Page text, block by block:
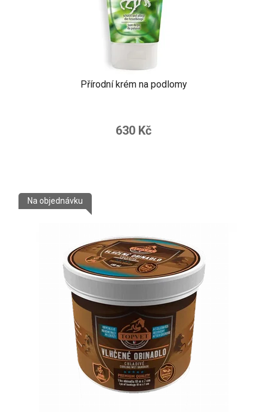
Přírodní krém na podlomy
630 Kč
Na objednávku